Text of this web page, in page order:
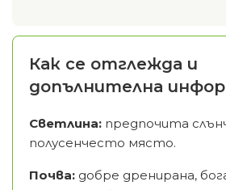
Как се отглежда и
допълнителна
Светлина: предпочита
полусенчесто място.
Почва: добре дренирана,